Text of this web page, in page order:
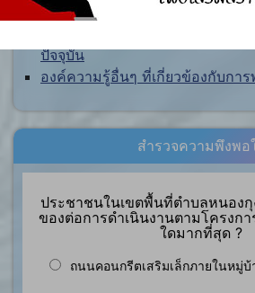
องค์ความรู้จากประสบการณ์ที่องค์
ปัจจุบัน
องค์ความรู้อื่นๆ ที่เกี่ยวข้องกับกา
สำรวจความพึงพอ
ประชาชนในเขตพื้นที่ตำบลหนอง
ของต่อการดำเนินงานตามโครงกา
ใดมากที่สุด ?
ถนนคอนกรีตเสริมเล็กภายในหมู่บ้